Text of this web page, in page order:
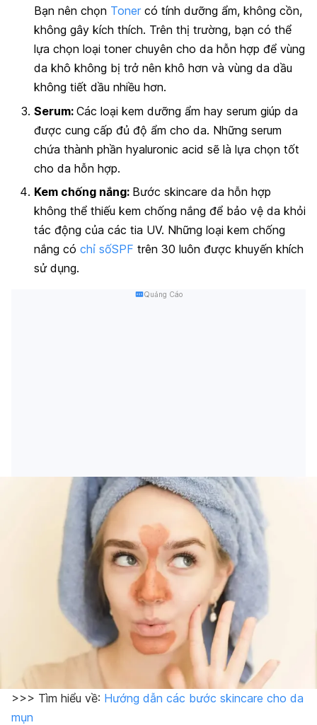
Bạn nên chọn Toner có tính dưỡng ẩm, không cồn,
không gây kích thích. Trên thị trường, bạn có thể
lựa chọn loại toner chuyên cho da hỗn hợp để vùng
da khô không bị trở nên khô hơn và vùng da dầu
không tiết dầu nhiều hơn.
Serum: Các loại kem dưỡng ẩm hay serum giúp da
được cung cấp đủ độ ẩm cho da. Những serum
chứa thành phần hyaluronic acid sẽ là lựa chọn tốt
cho da hỗn hợp.
Kem chống nắng: Bước skincare da hỗn hợp
không thể thiếu kem chống nắng để bảo vệ da khỏi
tác động của các tia UV. Những loại kem chống
nắng có chỉ sốSPF trên 30 luôn được khuyến khích
sử dụng.
Quảng Cáo
>>> Tìm hiểu về: Hướng dẫn các bước skincare cho da
mụn